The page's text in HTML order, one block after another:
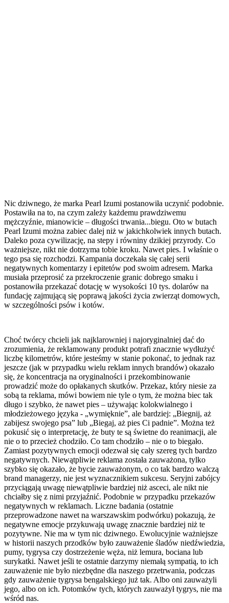
Nic dziwnego, że marka Pearl Izumi postanowiła uczynić podobnie.
Postawiła na to, na czym zależy każdemu prawdziwemu
mężczyźnie, mianowicie – długości trwania...biegu. Oto w butach
Pearl Izumi można zabiec dalej niż w jakichkolwiek innych butach.
Daleko poza cywilizację, na stepy i równiny dzikiej przyrody. Co
ważniejsze, nikt nie dotrzyma tobie kroku. Nawet pies. I właśnie o
tego psa się rozchodzi. Kampania doczekała się całej serii
negatywnych komentarzy i epitetów pod swoim adresem. Marka
musiała przeprosić za przekroczenie granic dobrego smaku i
postanowiła przekazać dotację w wysokości 10 tys. dolarów na
fundację zajmującą się poprawą jakości życia zwierząt domowych,
w szczególności psów i kotów.
Choć twórcy chcieli jak najklarowniej i najoryginalniej dać do
zrozumienia, że reklamowany produkt potrafi znacznie wydłużyć
liczbę kilometrów, które jesteśmy w stanie pokonać, to jednak raz
jeszcze (jak w przypadku wielu reklam innych brandów) okazało
się, że koncentracja na oryginalności i przekombinowanie
prowadzić może do opłakanych skutków. Przekaz, który niesie za
sobą ta reklama, mówi bowiem nie tyle o tym, że można biec tak
długo i szybko, że nawet pies – używając kolokwialnego i
młodzieżowego języka - „wymięknie”, ale bardziej: „Biegnij, aż
zabijesz swojego psa” lub „Biegaj, aż pies Ci padnie”. Można też
pokusić się o interpretację, że buty te są świetne do reanimacji, ale
nie o to przecież chodziło. Co tam chodziło – nie o to biegało.
Zamiast pozytywnych emocji odezwał się cały szereg tych bardzo
negatywnych. Niewątpliwie reklama została zauważona, tylko
szybko się okazało, że bycie zauważonym, o co tak bardzo walczą
brand managerzy, nie jest wyznacznikiem sukcesu. Seryjni zabójcy
przyciągają uwagę niewątpliwie bardziej niż asceci, ale nikt nie
chciałby się z nimi przyjaźnić. Podobnie w przypadku przekazów
negatywnych w reklamach. Liczne badania (ostatnie
przeprowadzone nawet na warszawskim podwórku) pokazują, że
negatywne emocje przykuwają uwagę znacznie bardziej niż te
pozytywne. Nie ma w tym nic dziwnego. Ewolucyjnie ważniejsze
w historii naszych przodków było zauważenie śladów niedźwiedzia,
pumy, tygrysa czy dostrzeżenie węża, niż lemura, bociana lub
surykatki. Nawet jeśli te ostatnie darzymy niemałą sympatią, to ich
zauważenie nie było niezbędne dla naszego przetrwania, podczas
gdy zauważenie tygrysa bengalskiego już tak. Albo oni zauważyli
jego, albo on ich. Potomków tych, których zauważył tygrys, nie ma
wśród nas.